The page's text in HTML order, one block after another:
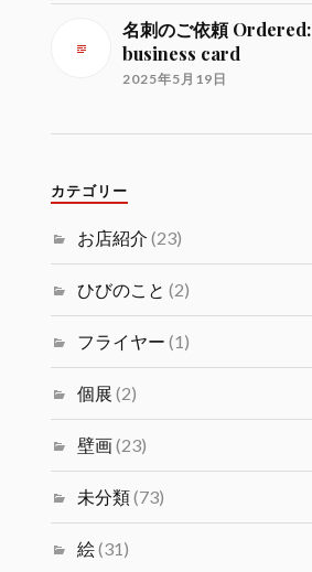
名刺のご依頼 Ordered:
business card
2025年5月19日
カテゴリー
お店紹介 (23)
ひびのこと (2)
フライヤー (1)
個展 (2)
壁画(23)
未分類(73)
絵(31)